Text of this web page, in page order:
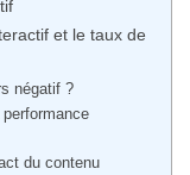
et le taux de
négatif ?
du contenu